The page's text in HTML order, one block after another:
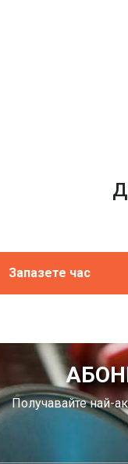
Запазете час
Получавайте най-